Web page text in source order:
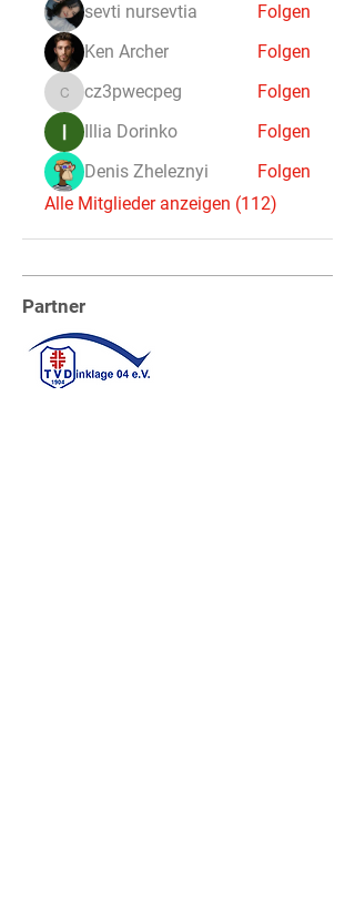
sevti nursevtia
Folgen
Ken Archer
Folgen
cz3pwecpeg
cz3pwecpeg
Folgen
Illia Dorinko
Folgen
Denis Zheleznyi
Folgen
Alle Mitglieder anzeigen (112)
Partner